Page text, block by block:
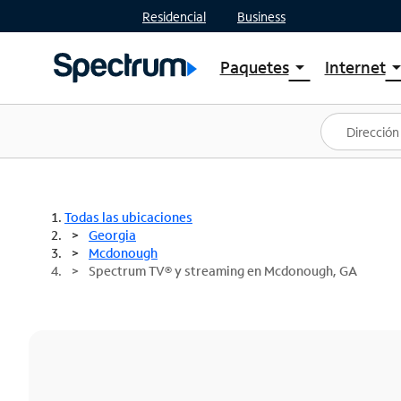
Residencial Business
Paquetesarrow_drop_down
Ver paquetes
Spectrum One
Mejores ofertas
Internetarrow_drop_down
Planes
Todas las ubicaciones
Georgia
Mcdonough
Spectrum TV® y streaming en Mcdonough, GA